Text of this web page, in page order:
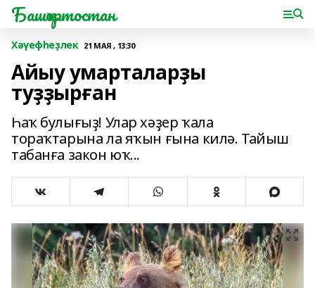
Башҡортостан
Хәүефһеҙлек 21 МАЯ , 13:30
Айыу умарталарҙы
туҙҙырған
Һаҡ булығыҙ! Улар хәҙер ҡала
тораҡтарына ла яҡын ғына килә. Тайыш
табанға закон юҡ...